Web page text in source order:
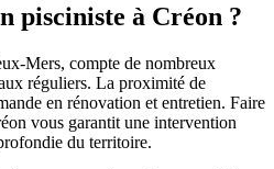
pisciniste à Créon ?
Mers, compte de nombreux
réguliers. La proximité de
en rénovation et entretien. Faire
vous garantit une intervention
du territoire.